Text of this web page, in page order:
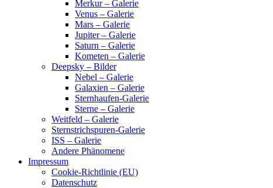
Merkur – Galerie
Venus – Galerie
Mars – Galerie
Jupiter – Galerie
Saturn – Galerie
Kometen – Galerie
Deepsky – Bilder
Nebel – Galerie
Galaxien – Galerie
Sternhaufen-Galerie
Sterne – Galerie
Weitfeld – Galerie
Sternstrichspuren-Galerie
ISS – Galerie
Andere Phänomene
Impressum
Cookie-Richtlinie (EU)
Datenschutz